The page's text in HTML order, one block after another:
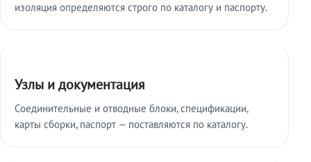
изоляция определяются строго по каталогу и паспорту.
Узлы и документация
Соединительные и отводные блоки, спецификации,
карты сборки, паспорт — поставляются по каталогу.